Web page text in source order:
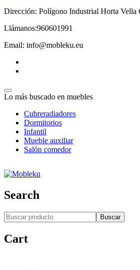
Dirección: Polígono Industrial Horta Vella
Llámanos:960601991
Email: info@mobleku.eu
Lo más buscado en muebles
Cubreradiadores
Dormitorios
Infantil
Mueble auxiliar
Salón comedor
Search
Buscar
Cart